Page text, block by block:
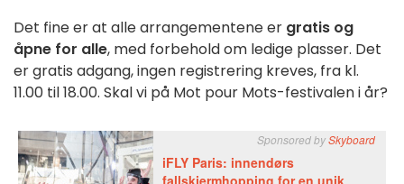
Det fine er at alle arrangementene er gratis og
åpne for alle, med forbehold om ledige plasser. Det
er gratis adgang, ingen registrering kreves, fra kl.
11.00 til 18.00. Skal vi på Mot pour Mots-festivalen i år?